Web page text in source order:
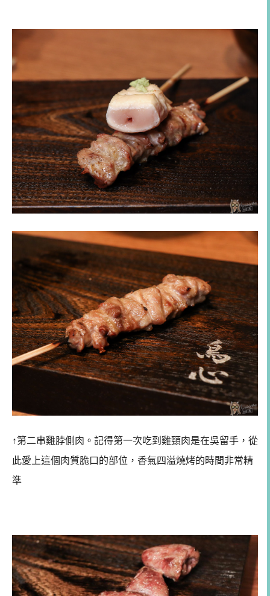
↑第二串雞脖側肉。記得第一次吃到雞頸肉是在吳留手，從
此愛上這個肉質脆口的部位，香氣四溢燒烤的時間非常精
準